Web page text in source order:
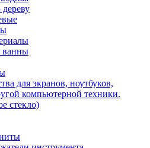
ванны
для экранов, ноутбуков,
компьютерной техники.
стекло)